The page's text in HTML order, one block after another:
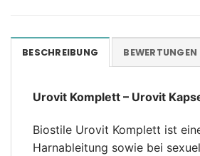
BESCHREIBUNG
Urovit Komplett – Urovit
Biostile Urovit Komplett ist
Harnableitung sowie bei